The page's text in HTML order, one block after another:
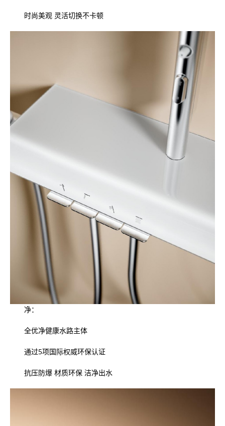
时尚美观 灵活切换不卡顿
净：
全优净健康水路主体
通过5项国际权威环保认证
抗压防爆 材质环保 洁净出水